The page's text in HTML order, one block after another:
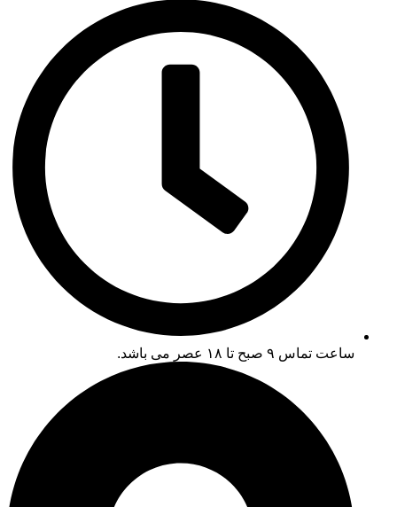
ساعت تماس ۹ صبح تا ۱۸ عصر می باشد.